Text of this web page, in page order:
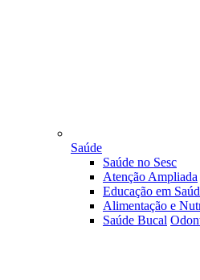
Saúde
Saúde no Sesc
Atenção Ampliada
Educação em
Alimentação e
Saúde Bucal